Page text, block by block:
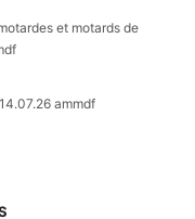
et motards de
ammdf